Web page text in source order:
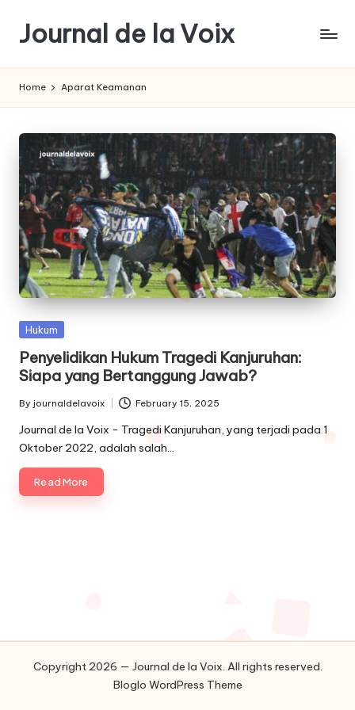
content
Journal de la Voix
Hak
sebagai
Pembeli
Home Aparat Keamanan
Posted
Hukum
Penyelidikan Hukum Tragedi Kanjuruhan:
Siapa yang Bertanggung Jawab?
Posted
by
By journaldelavoix February 15, 2025
Journal de la Voix - Tragedi Kanjuruhan, yang terjadi pada 1
Oktober 2022, adalah salah…
Read More
Copyright 2026 — Journal de la Voix. All rights reserved.
Bloglo WordPress Theme